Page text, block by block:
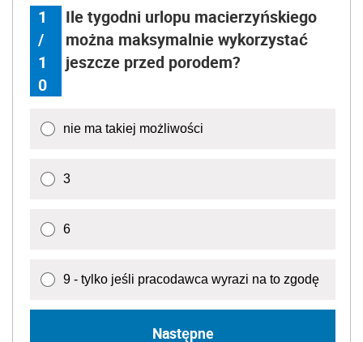
1
/
1
0
Ile tygodni urlopu macierzyńskiego
można maksymalnie wykorzystać
jeszcze przed porodem?
nie ma takiej możliwości
3
6
9 - tylko jeśli pracodawca wyrazi na to zgodę
Następne